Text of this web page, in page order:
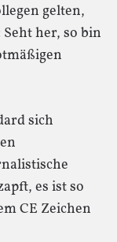
gelten,
her, so bin
sich
es ist so
CE Zeichen